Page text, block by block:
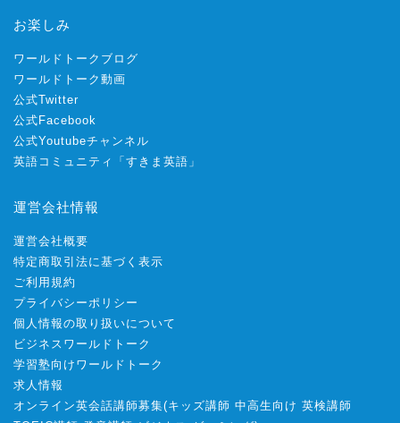
お楽しみ
ワールドトークブログ
ワールドトーク動画
公式Twitter
公式Facebook
公式Youtubeチャンネル
英語コミュニティ「すきま英語」
運営会社情報
運営会社概要
特定商取引法に基づく表示
ご利用規約
プライバシーポリシー
個人情報の取り扱いについて
ビジネスワールドトーク
学習塾向けワールドトーク
求人情報
オンライン英会話講師募集(キッズ講師 中高生向け 英検講師